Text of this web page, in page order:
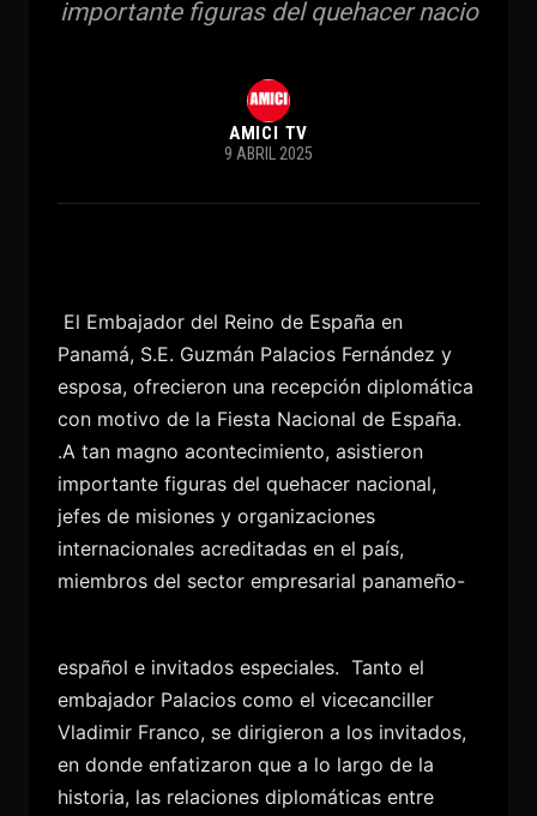
importante figuras del quehacer nacio
AMICI TV
9 ABRIL 2025
El Embajador del Reino de España en
Panamá, S.E. Guzmán Palacios Fernández y
esposa, ofrecieron una recepción diplomática
con motivo de la Fiesta Nacional de España.
.A tan magno acontecimiento, asistieron
importante figuras del quehacer nacional,
jefes de misiones y organizaciones
internacionales acreditadas en el país,
miembros del sector empresarial panameño-
español e invitados especiales. Tanto el
embajador Palacios como el vicecanciller
Vladimir Franco, se dirigieron a los invitados,
en donde enfatizaron que a lo largo de la
historia, las relaciones diplomáticas entre